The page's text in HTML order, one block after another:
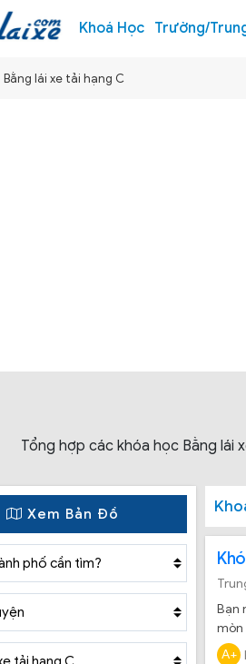
Khoá Học Trường/
Bằng lái xe tải hạng C
Tổng hợp các khóa học Bằng lái
Xem Bản Đồ
Bạn
mòn
xe
A+